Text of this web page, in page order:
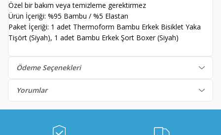
Özel bir bakım veya temizleme gerektirmez
Ürün İçeriği: %95 Bambu / %5 Elastan
Paket İçeriği: 1 adet Thermoform Bambu Erkek Bisiklet Yaka
Tişört (Siyah), 1 adet Bambu Erkek Şort Boxer (Siyah)
Ödeme Seçenekleri
Yorumlar